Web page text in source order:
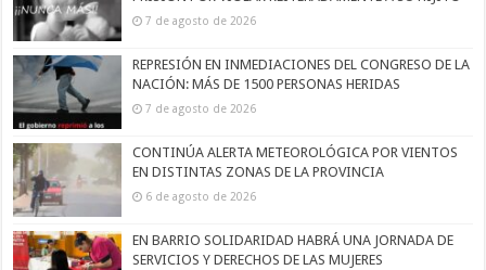
7 de agosto de 2026
REPRESIÓN EN INMEDIACIONES DEL CONGRESO DE LA
NACIÓN: MÁS DE 1500 PERSONAS HERIDAS
7 de agosto de 2026
CONTINÚA ALERTA METEOROLÓGICA POR VIENTOS
EN DISTINTAS ZONAS DE LA PROVINCIA
6 de agosto de 2026
EN BARRIO SOLIDARIDAD HABRÁ UNA JORNADA DE
SERVICIOS Y DERECHOS DE LAS MUJERES